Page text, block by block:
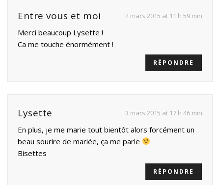
Entre vous et moi 2 mars 2015 at 11 h 59 min
Merci beaucoup Lysette !
Ca me touche énormément !
RÉPONDRE
Lysette 3 mars 2015 at 17 h 46 min
En plus, je me marie tout bientôt alors forcément un
beau sourire de mariée, ça me parle
Bisettes
RÉPONDRE